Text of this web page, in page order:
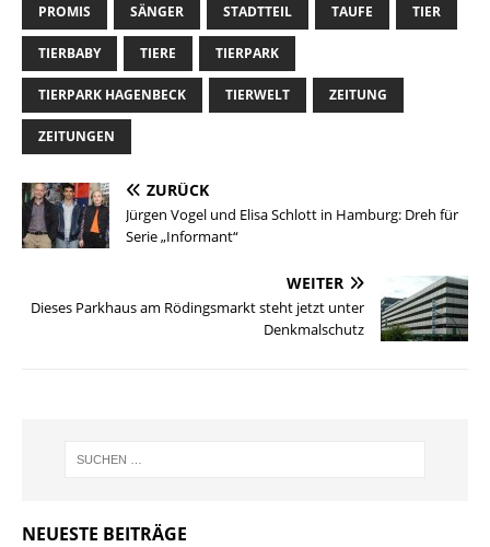
PROMIS SÄNGER STADTTEIL TAUFE TIER
TIERBABY TIERE TIERPARK
TIERPARK HAGENBECK TIERWELT ZEITUNG
ZEITUNGEN
ZURÜCK
Jürgen Vogel und Elisa Schlott in Hamburg: Dreh für
Serie „Informant“
WEITER
Dieses Parkhaus am Rödingsmarkt steht jetzt unter
Denkmalschutz
NEUESTE BEITRÄGE